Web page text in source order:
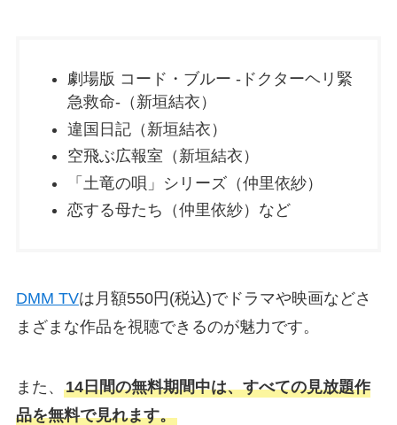
劇場版 コード・ブルー -ドクターヘリ緊
急救命-（新垣結衣）
違国日記（新垣結衣）
空飛ぶ広報室（新垣結衣）
「土竜の唄」シリーズ（仲里依紗）
恋する母たち（仲里依紗）など
DMM TVは月額550円(税込)でドラマや映画などさ
まざまな作品を視聴できるのが魅力です。
また、 14日間の無料期間中は、すべての見放題作
品を無料で見れます。